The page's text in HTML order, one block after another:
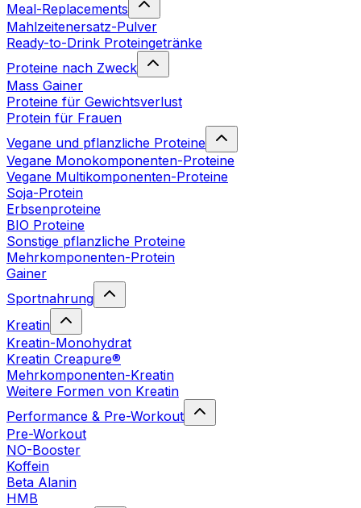
Meal-Replacements
Mahlzeitenersatz-Pulver
Ready-to-Drink Proteingetränke
Proteine nach Zweck
Mass Gainer
Proteine für Gewichtsverlust
Protein für Frauen
Vegane und pflanzliche Proteine
Vegane Monokomponenten-Proteine
Vegane Multikomponenten-Proteine
Soja-Protein
Erbsenproteine
BIO Proteine
Sonstige pflanzliche Proteine
Mehrkomponenten-Protein
Gainer
Sportnahrung
Kreatin
Kreatin-Monohydrat
Kreatin Creapure®
Mehrkomponenten-Kreatin
Weitere Formen von Kreatin
Performance & Pre-Workout
Pre-Workout
NO-Booster
Koffein
Beta Alanin
HMB